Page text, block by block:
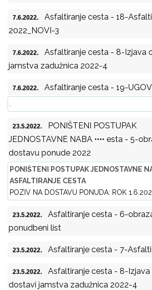
7.6.2022.
Asfaltiranje cesta - 18-Asfalti
2022_NOVI-3
7.6.2022.
Asfaltiranje cesta - 8-Izjava
jamstva zadužnica 2022-4
7.6.2022. Asfaltiranje cesta - 19-
23.5.2022.
PONIŠTENI POSTUPAK
JEDNOSTAVNE NABA •••• esta - 5-
dostavu ponude 2022
PONIŠTENI POSTUPAK JEDNOSTAVNE
ASFALTIRANJE CESTA
POZIV NA DOSTAVU PONUDA: ROK
23.5.2022.
Asfaltiranje cesta - 6-
ponudbeni list
23.5.2022. Asfaltiranje cesta - 7-
23.5.2022.
Asfaltiranje cesta - 8-Izjava
dostavi jamstva zadužnica 2022-4